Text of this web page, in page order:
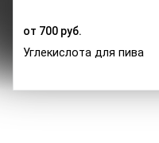
от 700 руб.
Углекислота для пива